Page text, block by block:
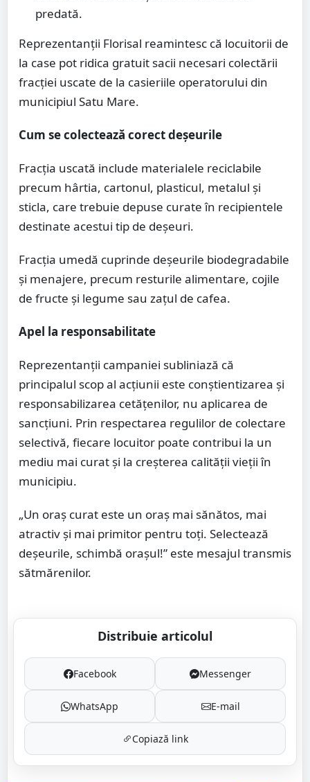
predată.
Reprezentanții Florisal reamintesc că locuitorii de
la case pot ridica gratuit sacii necesari colectării
fracției uscate de la casieriile operatorului din
municipiul Satu Mare.
Cum se colectează corect deșeurile
Fracția uscată include materialele reciclabile
precum hârtia, cartonul, plasticul, metalul și
sticla, care trebuie depuse curate în recipientele
destinate acestui tip de deșeuri.
Fracția umedă cuprinde deșeurile biodegradabile
și menajere, precum resturile alimentare, cojile
de fructe și legume sau zațul de cafea.
Apel la responsabilitate
Reprezentanții campaniei subliniază că
principalul scop al acțiunii este conștientizarea și
responsabilizarea cetățenilor, nu aplicarea de
sancțiuni. Prin respectarea regulilor de colectare
selectivă, fiecare locuitor poate contribui la un
mediu mai curat și la creșterea calității vieții în
municipiu.
„Un oraș curat este un oraș mai sănătos, mai
atractiv și mai primitor pentru toți. Selectează
deșeurile, schimbă orașul!” este mesajul transmis
sătmărenilor.
Distribuie articolul
Facebook Messenger
WhatsApp E-mail
Copiază link